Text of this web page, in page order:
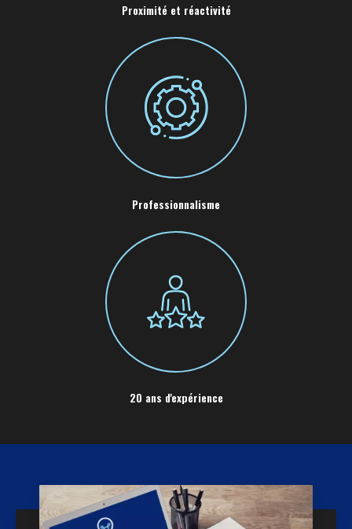
Proximité et réactivité
Professionnalisme
20 ans d'expérience